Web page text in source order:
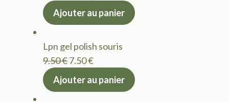
prix
9.50 €.
actuel
7.50 €.
Ajouter au panier
Lpn gel polish souris
9.50€Le
prix
7.50€Le
actuel
Ajouter au panier